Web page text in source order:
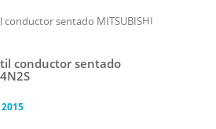
conductor sentado
2015